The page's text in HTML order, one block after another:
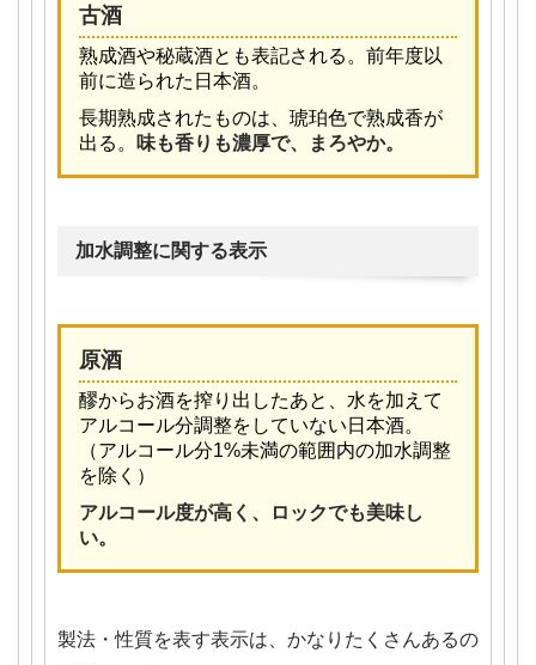
古酒
熟成酒や秘蔵酒とも表記される。前年度以
前に造られた日本酒。
長期熟成されたものは、琥珀色で熟成香が
出る。
味も香りも濃厚で、まろやか。
加水調整に関する表示
原酒
醪からお酒を搾り出したあと、水を加えて
アルコール分調整をしていない日本酒。
（アルコール分1%未満の範囲内の加水調整
を除く）
アルコール度が高く、ロックでも美味し
い。
製法・性質を表す表示は、かなりたくさんあるの